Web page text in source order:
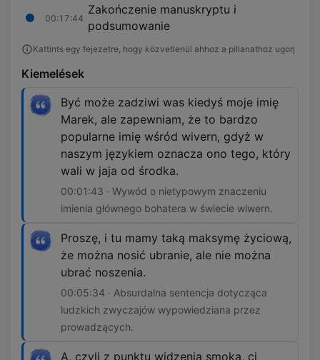
00:17:44
Zakończenie manuskryptu i
podsumowanie
Kattints egy fejezetre, hogy közvetlenül ahhoz a pillanathoz ugorj
Kiemelések
Być może zadziwi was kiedyś moje imię
Marek, ale zapewniam, że to bardzo
popularne imię wśród wivern, gdyż w
naszym językiem oznacza ono tego, który
wali w jaja od środka.
00:01:43 · Wywód o nietypowym znaczeniu
imienia głównego bohatera w świecie wiwern.
Proszę, i tu mamy taką maksymę życiową,
że można nosić ubranie, ale nie można
ubrać noszenia.
00:05:34 · Absurdalna sentencja dotycząca
ludzkich zwyczajów wypowiedziana przez
prowadzących.
A, czyli z punktu widzenia smoka, ci